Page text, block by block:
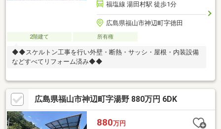
福塩線 湯田村駅 徒歩1分
広島県福山市神辺町字徳田
2階建て 所有権
◆◆スケルトン工事を行い外壁・断熱・サッシ・屋根・内装設備
などすべてリフォーム済み◆◆
広島県福山市神辺町字湯野 880万円 6DK
880万円